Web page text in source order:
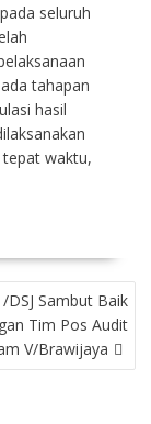
seluruh
tahapan
hasil
waktu,
DSJ Sambut Baik
Tim Pos Audit
V/Brawijaya